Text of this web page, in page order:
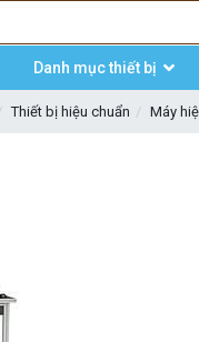
Danh mục thiết bị
Thiết bị hiệu chuẩn Máy